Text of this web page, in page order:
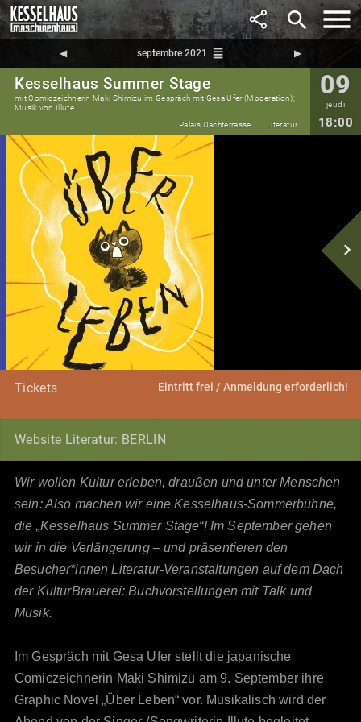
search
◀︎ septembre 2021 reorder ▶︎
Kesselhaus Summer Stage
mit Comiczeichnerin Maki Shimizu im Gespräch mit Gesa Ufer (Moderation);
Musik von Illute
09
jeudi
18:00
Palais Dachterrasse Literatur
navigate_next
Tickets Eintritt frei / Anmeldung erforderlich!
Website Literatur: BERLIN
Wir wollen Kultur erleben, draußen und unter Menschen
sein: Also machen wir eine Kesselhaus-Sommerbühne,
die „Kesselhaus Summer Stage“! Im September gehen
wir in die Verlängerung – und präsentieren den
Besucher*innen Literatur-Veranstaltungen auf dem Dach
der KulturBrauerei: Buchvorstellungen mit Talk und
Musik.
Im Gespräch mit Gesa Uferstellt die japanische
Comiczeichnerin Maki Shimizu am 9. September ihre
Graphic Novel „Über Leben“ vor. Musikalisch wird der